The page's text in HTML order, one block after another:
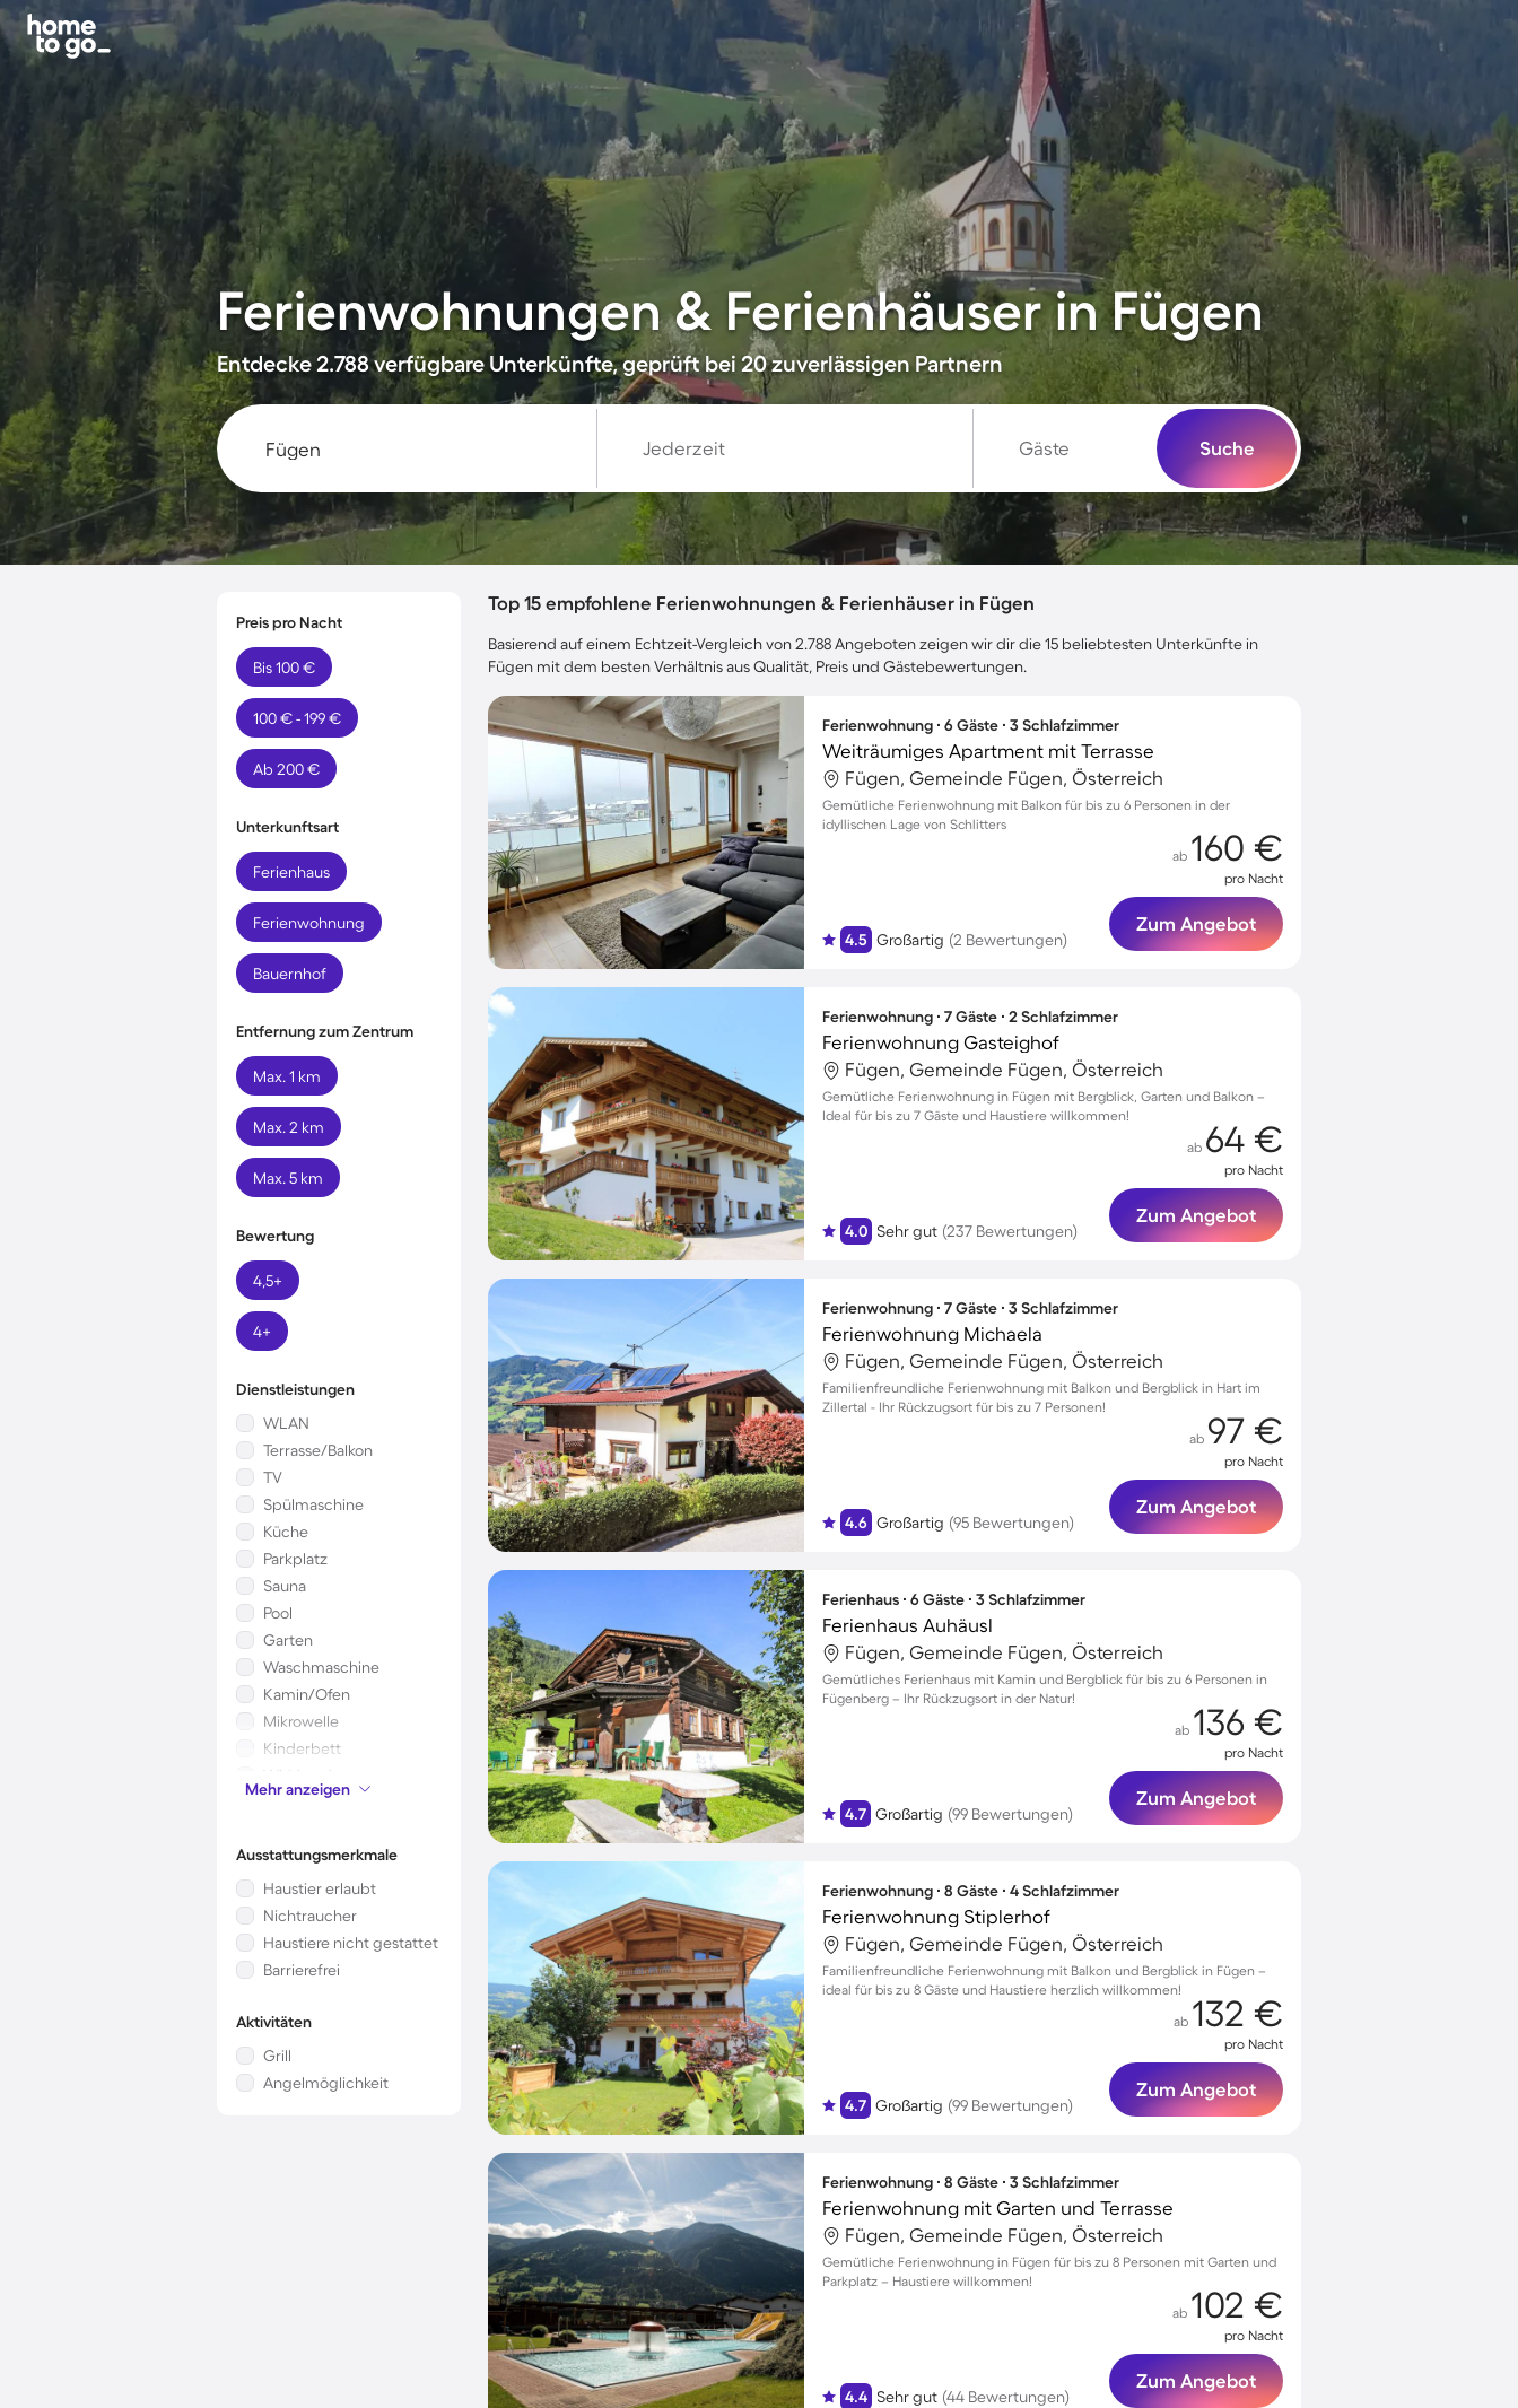
Ferienwohnungen & Ferienhäuser in Fügen
Entdecke 2.788 verfügbare Unterkünfte, geprüft bei 20 zuverlässigen Partnern
Jederzeit Gäste Suche
Preis pro Nacht
Bis 100 €
100 € - 199 €
Ab 200 €
Unterkunftsart
Ferienhaus
Ferienwohnung
Bauernhof
Entfernung zum Zentrum
Max. 1 km
Max. 2 km
Max. 5 km
Bewertung
4,5+
4+
Dienstleistungen
WLAN
Terrasse/Balkon
TV
Spülmaschine
Küche
Parkplatz
Sauna
Pool
Garten
Waschmaschine
Kamin/Ofen
Mikrowelle
Kinderbett
Whirlpool
Klimaanlage
Mehr anzeigen
Ausstattungsmerkmale
Haustier erlaubt
Nichtraucher
Haustiere nicht gestattet
Barrierefrei
Aktivitäten
Grill
Angelmöglichkeit
Top 15 empfohlene Ferienwohnungen & Ferienhäuser in Fügen
Basierend auf einem Echtzeit-Vergleich von 2.788 Angeboten zeigen wir dir die 15 beliebtesten Unterkünfte in
Fügen mit dem besten Verhältnis aus Qualität, Preis und Gästebewertungen.
Ferienwohnung ∙ 6 Gäste ∙ 3 Schlafzimmer
Weiträumiges Apartment mit Terrasse
Fügen, Gemeinde Fügen, Österreich
Gemütliche Ferienwohnung mit Balkon für bis zu 6 Personen in der
idyllischen Lage von Schlitters
4.5 Großartig (2 Bewertungen)
ab 160 €
pro Nacht
Zum Angebot
Ferienwohnung ∙ 7 Gäste ∙ 2 Schlafzimmer
Ferienwohnung Gasteighof
Fügen, Gemeinde Fügen, Österreich
Gemütliche Ferienwohnung in Fügen mit Bergblick, Garten und Balkon –
Ideal für bis zu 7 Gäste und Haustiere willkommen!
4.0 Sehr gut (237 Bewertungen)
ab 64 €
pro Nacht
Zum Angebot
Ferienwohnung ∙ 7 Gäste ∙ 3 Schlafzimmer
Ferienwohnung Michaela
Fügen, Gemeinde Fügen, Österreich
Familienfreundliche Ferienwohnung mit Balkon und Bergblick in Hart im
Zillertal - Ihr Rückzugsort für bis zu 7 Personen!
4.6 Großartig (95 Bewertungen)
ab 97 €
pro Nacht
Zum Angebot
Ferienhaus ∙ 6 Gäste ∙ 3 Schlafzimmer
Ferienhaus Auhäusl
Fügen, Gemeinde Fügen, Österreich
Gemütliches Ferienhaus mit Kamin und Bergblick für bis zu 6 Personen in
Fügenberg – Ihr Rückzugsort in der Natur!
4.7 Großartig (99 Bewertungen)
ab 136 €
pro Nacht
Zum Angebot
Ferienwohnung ∙ 8 Gäste ∙ 4 Schlafzimmer
Ferienwohnung Stiplerhof
Fügen, Gemeinde Fügen, Österreich
Familienfreundliche Ferienwohnung mit Balkon und Bergblick in Fügen –
ideal für bis zu 8 Gäste und Haustiere herzlich willkommen!
4.7 Großartig (99 Bewertungen)
ab 132 €
pro Nacht
Zum Angebot
Ferienwohnung ∙ 8 Gäste ∙ 3 Schlafzimmer
Ferienwohnung mit Garten und Terrasse
Fügen, Gemeinde Fügen, Österreich
Gemütliche Ferienwohnung in Fügen für bis zu 8 Personen mit Garten und
Parkplatz – Haustiere willkommen!
4.4 Sehr gut (44 Bewertungen)
ab 102 €
pro Nacht
Zum Angebot